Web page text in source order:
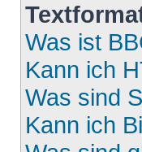
Was ist
Kann ich
Was sind
Kann ich